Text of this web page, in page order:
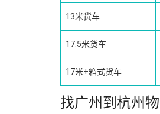
13米货车
17.5米货车
17米+箱式货车
找广州到杭州